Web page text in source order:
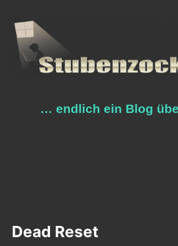
Inhalt
springen
… endlich ein Blog
Dead Reset